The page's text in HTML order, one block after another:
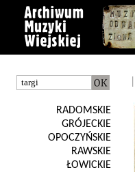
RADOMSKIE
GRÓJECKIE
OPOCZYŃSKIE
RAWSKIE
ŁOWICKIE